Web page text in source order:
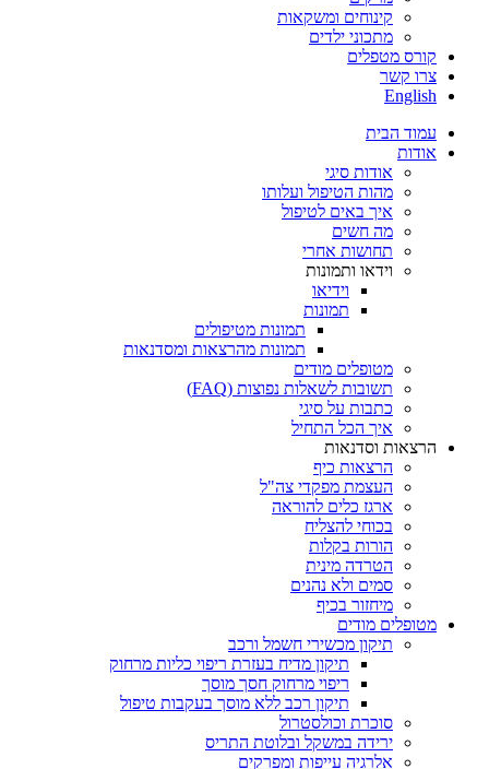
קינוחים ומשקאות
מתכוני ילדים
קורס מטפלים
צרו קשר
English
עמוד הבית
אודות
אודות סיגי
מהות הטיפול ועלותו
איך באים לטיפול
מה חשים
תחושות אחרי
וידאו ותמונות
וידיאו
תמונות
תמונות מטיפולים
תמונות מהרצאות ומסדנאות
מטופלים מודים
תשובות לשאלות נפוצות (FAQ)
כתבות על סיגי
איך הכל התחיל
הרצאות וסדנאות
הרצאות כיף
העצמת מפקדי צה"ל
ארגז כלים להוראה
בכוחי להצליח
הורות בקלות
הטרדה מינית
סמים ולא נהנים
מיחזור בכיף
מטופלים מודים
תיקון מכשירי חשמל ורכב
תיקון מדיח בעזרת ריפוי כליות מרחוק
ריפוי מרחוק חסך מוסך
תיקון רכב ללא מוסך בעקבות טיפול
סוכרת וכולסטרול
ירידה במשקל ובלוטת התריס
אלרגיה עייפות ומפרקים